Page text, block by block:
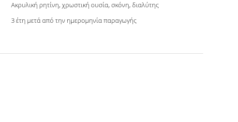
Ακρυλική ρητίνη, χρωστική ουσία, σκόνη, διαλύτης
3 έτη μετά από την ημερομηνία παραγωγής